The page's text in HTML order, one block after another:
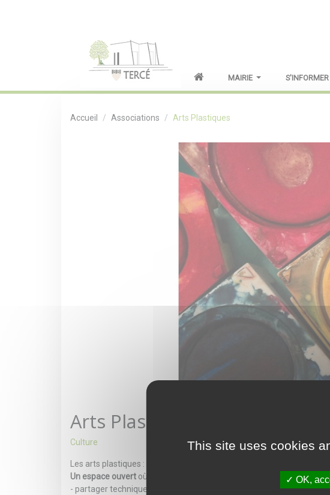
MAIRIE S'INFORMER
Accueil Associations Arts Plastiques
Arts Plastiques
Culture
Les arts plastiques : qu’est-ce ?
Un espace ouvert où l’on peut :
- partager techniques, savoir-faire, désir de créer, en dessin,
This site uses cookies
OK,